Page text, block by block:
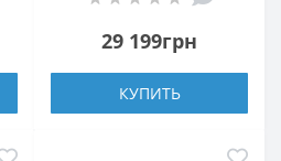
29 199грн
КУПИТЬ